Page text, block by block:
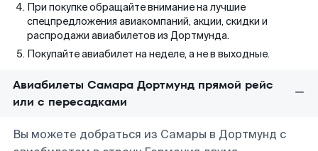
При покупке обращайте внимание на лучшие
спецпредложения авиакомпаний, акции, скидки и
распродажи авиабилетов из Дортмунда.
Покупайте авиабилет на неделе, а не в выходные.
Авиабилеты Самара Дортмунд прямой рейс
или с пересадками
Вы можете добраться из Самары в Дортмунд с